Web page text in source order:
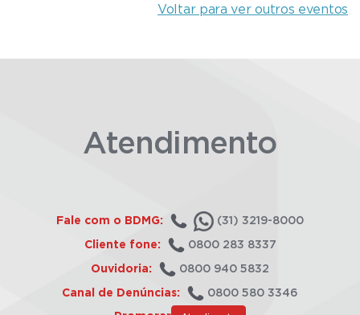
Voltar para ver outros eventos
Atendimento
Fale com o BDMG: (31) 3219-8000
Cliente fone: 0800 283 8337
Ouvidoria: 0800 940 5832
Canal de Denúncias: 0800 580 3346